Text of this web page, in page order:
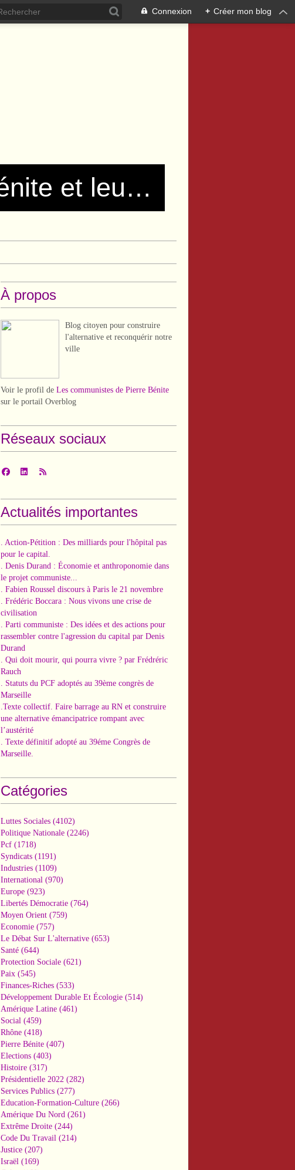
Connexion + Créer mon blog
Les communistes de Pierre Bénite et leurs amis !
À propos
Blog citoyen pour construire
l'alternative et reconquérir notre
ville
Voir le profil de Les communistes de Pierre Bénite
sur le portail Overblog
Réseaux sociaux
Actualités importantes
. Action-Pétition : Des milliards pour l'hôpital pas
pour le capital.
. Denis Durand : Économie et anthroponomie dans
le projet communiste...
. Fabien Roussel discours à Paris le 21 novembre
. Frédéric Boccara : Nous vivons une crise de
civilisation
. Parti communiste : Des idées et des actions pour
rassembler contre l'agression du capital par Denis
Durand
. Qui doit mourir, qui pourra vivre ? par Frédréric
Rauch
. Statuts du PCF adoptés au 39ème congrès de
Marseille
.Texte collectif. Faire barrage au RN et construire
une alternative émancipatrice rompant avec
l’austérité
. Texte définitif adopté au 39éme Congrès de
Marseille.
Catégories
Luttes Sociales (4102)
Politique Nationale (2246)
Pcf (1718)
Syndicats (1191)
Industries (1109)
International (970)
Europe (923)
Libertés Démocratie (764)
Moyen Orient (759)
Economie (757)
Le Débat Sur L'alternative (653)
Santé (644)
Protection Sociale (621)
Paix (545)
Finances-Riches (533)
Développement Durable Et Écologie (514)
Amérique Latine (461)
Social (459)
Rhône (418)
Pierre Bénite (407)
Elections (403)
Histoire (317)
Présidentielle 2022 (282)
Services Publics (277)
Education-Formation-Culture (266)
Amérique Du Nord (261)
Extrême Droite (244)
Code Du Travail (214)
Justice (207)
Israël (169)